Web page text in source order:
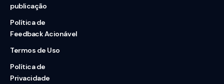
publicação
Política de
Feedback Acionável
Termos de Uso
Política de
Privacidade